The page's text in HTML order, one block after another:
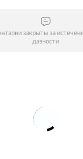
закрыты за
давности